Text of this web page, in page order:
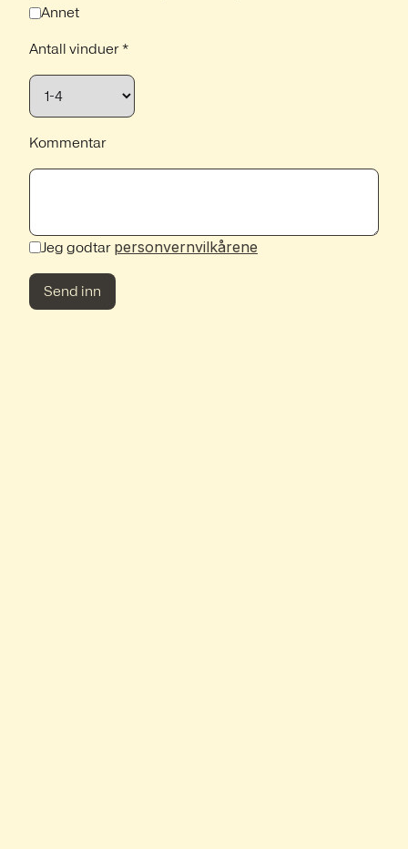
Annet
Antall vinduer *
Kommentar
Jeg godtar personvernvilkårene
Send inn